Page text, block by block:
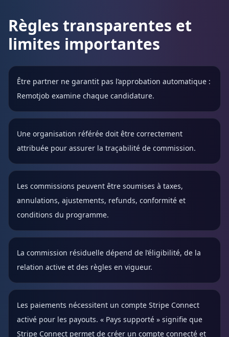
Règles transparentes et
limites importantes
Être partner ne garantit pas l’approbation automatique :
Remotjob examine chaque candidature.
Une organisation référée doit être correctement
attribuée pour assurer la traçabilité de commission.
Les commissions peuvent être soumises à taxes,
annulations, ajustements, refunds, conformité et
conditions du programme.
La commission résiduelle dépend de l’éligibilité, de la
relation active et des règles en vigueur.
Les paiements nécessitent un compte Stripe Connect
activé pour les payouts. « Pays supporté » signifie que
Stripe Connect permet de créer un compte connecté et